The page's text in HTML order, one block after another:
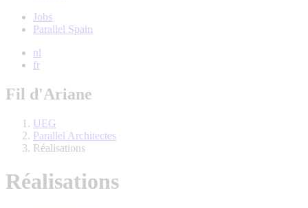
Jobs
Parallel Spain
nl
fr
Fil d'Ariane
UEG
Parallel Architectes
Réalisations
Réalisations